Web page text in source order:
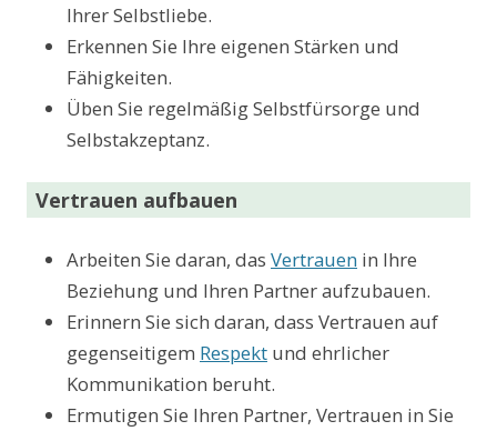
Ihrer Selbstliebe.
Erkennen Sie Ihre eigenen Stärken und
Fähigkeiten.
Üben Sie regelmäßig Selbstfürsorge und
Selbstakzeptanz.
Vertrauen aufbauen
Arbeiten Sie daran, das Vertrauen in Ihre
Beziehung und Ihren Partner aufzubauen.
Erinnern Sie sich daran, dass Vertrauen auf
gegenseitigem Respekt und ehrlicher
Kommunikation beruht.
Ermutigen Sie Ihren Partner, Vertrauen in Sie